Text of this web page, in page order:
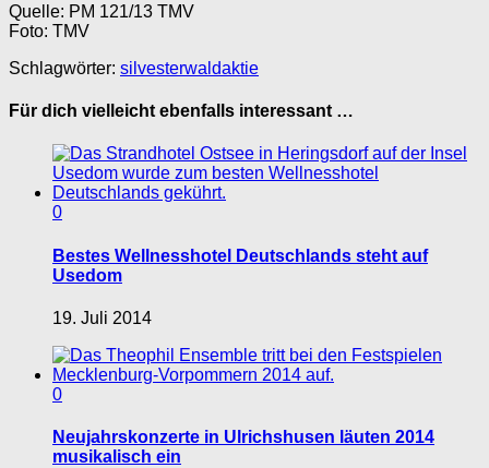
Quelle: PM 121/13 TMV
Foto: TMV
Schlagwörter: silvesterwaldaktie
Für dich vielleicht ebenfalls interessant …
0
Bestes Wellnesshotel Deutschlands steht auf
Usedom
19. Juli 2014
0
Neujahrskonzerte in Ulrichshusen läuten 2014
musikalisch ein